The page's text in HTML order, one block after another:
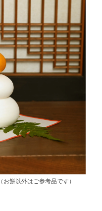
餅以外はご参考品です）